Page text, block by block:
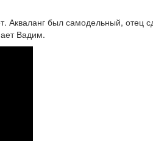
Акваланг был самодельный, отец
Вадим.